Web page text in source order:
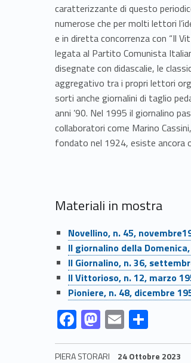
caratterizzante di questo
numerose che per molti lettori
e in diretta concorrenza con “Il
legata al Partito Comunista
disegnate con didascalie, le
aggregativo tra i propri lettori
sorti anche giornalini di taglio
anni ’90. Nel 1995 il giornalino
collaboratori come Marino
fondato nel 1924, esiste ancora
Materiali in mostra
Link identifier #identifier__64788-1
Novellino, n. 45,
Link identifier #identifier__89500-2
Il giornalino della
Link identifier #identifier__82670-3
Il Giornalino, n. 36,
Link identifier #identifier__156607-4
Il Vittorioso, n. 12, marzo
Link identifier #identifier__6666-5
Pioniere, n. 48, dicembre
Link identifier #identifier__187570-6
F
ac
Link identifier #identifier__161091-7 M
as
Link identifier #identifier__148711-8 E
m
Link identifier #identifier__183667-9
o
PIERA STORARI 24 Ottobre 2023